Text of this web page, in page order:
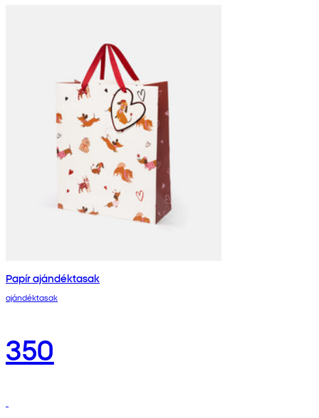
Papír ajándéktasak
ajándéktasak
350